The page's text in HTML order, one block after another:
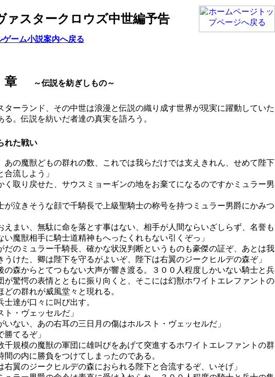
ァスタークロウズ中世編予告
ゲーム小説案内へ戻る
～伝説を紡ぎしもの～
ーランド、その中世は浪漫と伝説の織り成す世界が現実に躍動していた
る。伝説を紡いだ者達の真実を語ろう。
れた戦い
あの魔獣どもの群れの数、これでは我らだけでは支えきれん、せめて陛下
合流しよう」
く取り戻せた、サウスミョーギンの地をお棄てになるのですかミュラー男
が泣きそうな顔で千騎長で上級聖騎士の称号を持つミュラー男爵にかみつ
えまい、無駄に命を落とす事はない、相手が人間ならいざしらず、名誉も
い魔獣相手に騎士道精神もへったくれもない引くぞっ」
だのミュラー千騎長、確かな状況判断というものも豪傑の証ぞ、あとは我
うけた、卿は陛下を守るがよいぞ、陛下は右翼のジークヒルデの森ぞ」
の森からとてつもない大声が響き渡る。３００人程度しかいない騎士と兵
が驚愕の表情とともに振り向くと、そこには幻獣ホワイトエレファントの
どの群れが威風堂々と現れる。
士達が口々に叫び出す。
ト・ヴェッセルだ」
いない、あの右耳の三日月の傷はホルスト・ヴェッセルだ」
勝てるぞ」
千規模の魔獣の軍団に雄叫びをあげて突進するホワイトエレファントの群
間の内に勝負をつけてしまったのである。
右翼のジークヒルデの森におられる陛下と合流するぞ、いそげ」